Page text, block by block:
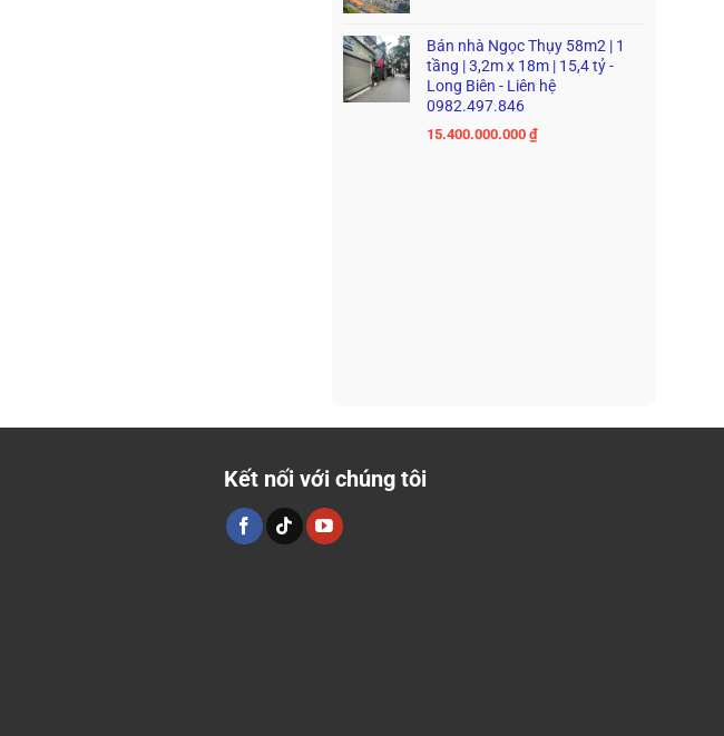
Bán nhà Ngọc Thụy 58m2 | 1
tầng | 3,2m x 18m | 15,4 tỷ -
Long Biên - Liên hệ
0982.497.846
15.400.000.000₫
Kết nối với chúng tôi